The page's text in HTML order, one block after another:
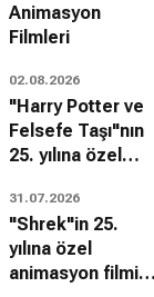
Animasyon
Filmleri
02.08.2026
"Harry Potter ve
Felsefe Taşı"nın
25. yılına özel
bilinmeyenleri!
31.07.2026
"Shrek"in 25.
yılına özel
animasyon filmin